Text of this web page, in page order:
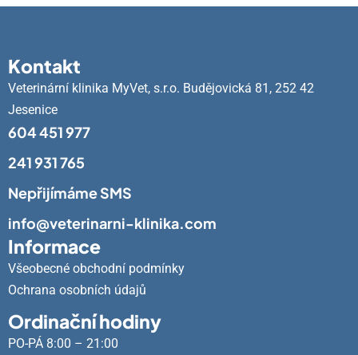
Kontakt
Veterinární klinika MyVet, s.r.o. Budějovická 81, 252 42
Jesenice
604 451 977
241 931 765
Nepřijímáme SMS
info@veterinarni-klinika.com
Informace
Všeobecné obchodní podmínky
Ochrana osobních údajů
Ordinační hodiny
PO-PÁ 8:00 – 21:00